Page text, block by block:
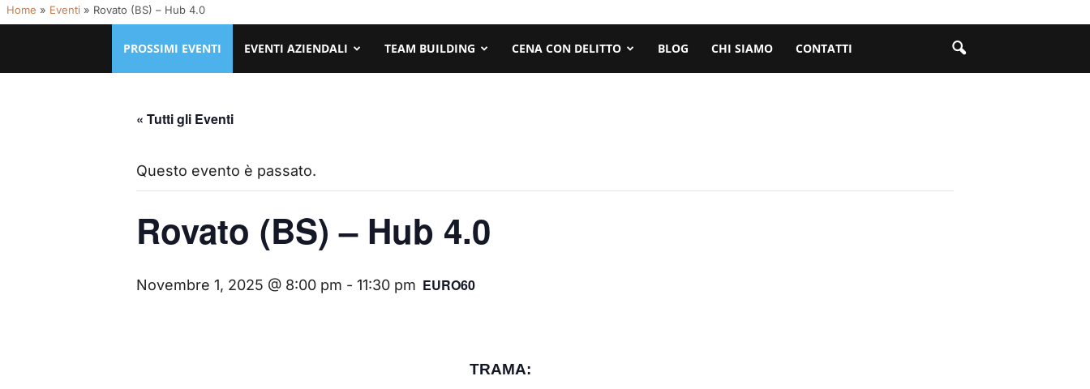
Home » Eventi » Rovato (BS) – Hub 4.0
PROSSIMI EVENTI EVENTI AZIENDALI TEAM BUILDING CENA CON DELITTO BLOG CHI SIAMO CONTATTI
« Tutti gli Eventi
Questo evento è passato.
Rovato (BS) – Hub 4.0
Novembre 1, 2025 @ 8:00 pm - 11:30 pm EURO60
TRAMA: